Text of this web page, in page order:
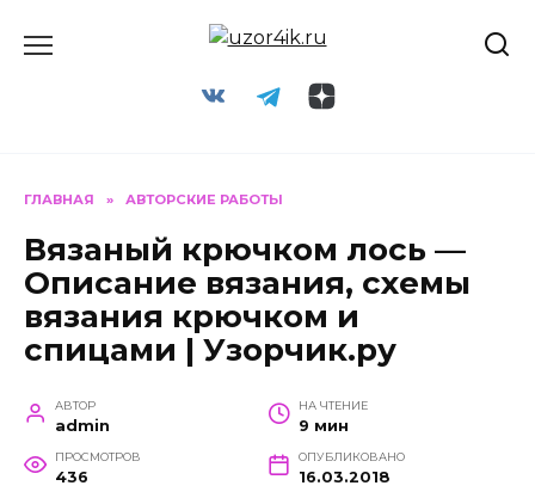
ГЛАВНАЯ » АВТОРСКИЕ РАБОТЫ
Вязаный крючком лось —
Описание вязания, схемы
вязания крючком и
спицами | Узорчик.ру
АВТОР
admin
НА ЧТЕНИЕ
9 мин
ПРОСМОТРОВ
436
ОПУБЛИКОВАНО
16.03.2018